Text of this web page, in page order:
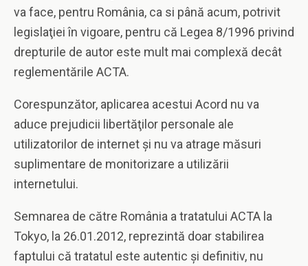
va face, pentru România, ca si până acum, potrivit
legislaţiei în vigoare, pentru că Legea 8/1996 privind
drepturile de autor este mult mai complexă decât
reglementările ACTA.
Corespunzător, aplicarea acestui Acord nu va
aduce prejudicii libertăţilor personale ale
utilizatorilor de internet şi nu va atrage măsuri
suplimentare de monitorizare a utilizării
internetului.
Semnarea de către România a tratatului ACTA la
Tokyo, la 26.01.2012, reprezintă doar stabilirea
faptului că tratatul este autentic şi definitiv, nu